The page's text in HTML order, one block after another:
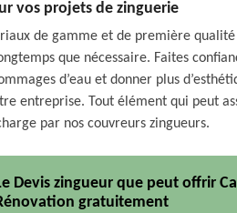
vos projets de zinguerie
de gamme et de première qualité
que nécessaire. Faites
d’eau et donner plus
entreprise. Tout élément qui peut
par nos couvreurs zingueurs.
Devis zingueur que peut offrir
gratuitement